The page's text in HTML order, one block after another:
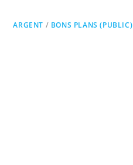
ARGENT / BONS PLANS (PUBLIC)